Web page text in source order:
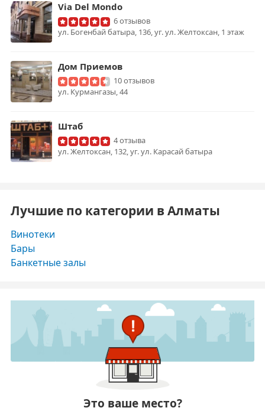
Via Del Mondo
6 отзывов
ул. Богенбай батыра, 136, уг. ул. Желтоксан, 1 этаж
Дом Приемов
10 отзывов
ул. Курмангазы, 44
Штаб
4 отзыва
ул. Желтоксан, 132, уг. ул. Карасай батыра
Лучшие по категории в Алматы
Винотеки
Бары
Банкетные залы
Это ваше место?